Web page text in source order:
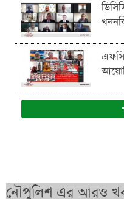
নৌপুলিশ এর আরও